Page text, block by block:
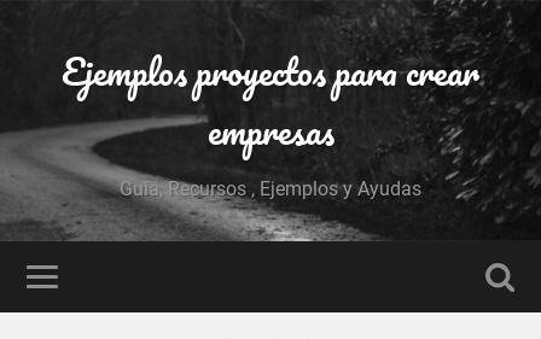
Ejemplos proyectos para crear
empresas
Guía, Recursos , Ejemplos y Ayudas